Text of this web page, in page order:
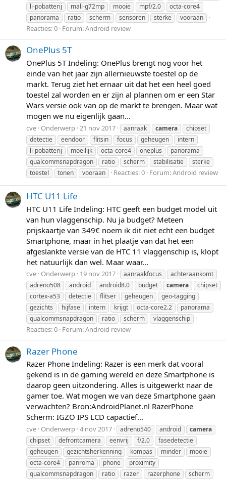
li-pobatterij
mali-g72mp mooie mpf/2.0
octa-core4
panorama
ratio scherm sensoren sterke vooraan
Reacties: 0 Forum:Android review
OnePlus 5T
OnePlus 5T Indeling: OnePlus brengt nog voor het
einde van het jaar zijn allernieuwste toestel op de
markt. Terug ziet het ernaar uit dat het een heel goed
toestel zal worden en er zijn al plannen om er een Star
Wars versie ook van op de markt te brengen. Maar wat
mogen we nu eigenlijk gaan...
cve Onderwerp 21 nov 2017 aanraak camera
chipset
detectie
eendoor flitsin focus geheugen
intern
li-pobatterij
moeilijk octa-core4 oneplus
panorama
qualcommsnapdragon
ratio scherm stabilisatie
sterke
toestel
tonen vooraan Reacties: 0 Forum:Android review
HTC U11 Life
HTC U11 Life Indeling: HTC geeft een budget model uit
van hun vlaggenschip. Nu ja budget? Meteen
prijskaartje van 349€ noem ik dit niet echt een budget
Smartphone, maar in het plaatje van dat het een
afgeslankte versie van de HTC 11 vlaggenschip is, klopt
het natuurlijk dan wel. Maar waar...
cve Onderwerp 19 nov 2017 aanraakfocus
achteraankomt
adreno508
android android8.0 budget camera
chipset
cortex-a53
detectie flitser geheugen
geo-tagging
gezichts
hijfase intern krijgt octa-core2.2
panorama
qualcommsnapdragon
ratio scherm vlaggenschip
Reacties: 0 Forum:Android review
Razer Phone
Razer Phone Indeling: Razer is een merk dat vooral
gekend is in de gaming wereld en deze Smartphone is
daarop geen uitzondering. Alles is uitgewerkt naar de
gamer toe. Wat mogen we van deze Smartphone gaan
verwachten? Bron:AndroidPlanet.nl RazerPhone
Scherm: IGZO IPS LCD capactief...
cve Onderwerp 4 nov 2017 adreno540 android
camera
chipset
defrontcamera eenvrij f/2.0
fasedetectie
geheugen
gezichtsherkenning kompas minder
mooie
octa-core4
panroma phone
proximity
qualcommsnapdragon
ratio razer razerphone scherm